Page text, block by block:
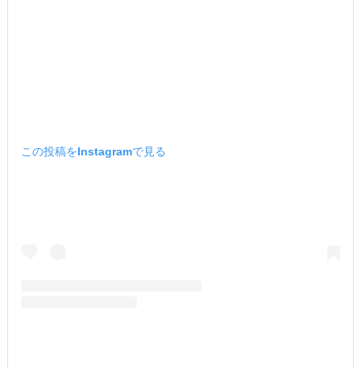
この投稿をInstagramで見る